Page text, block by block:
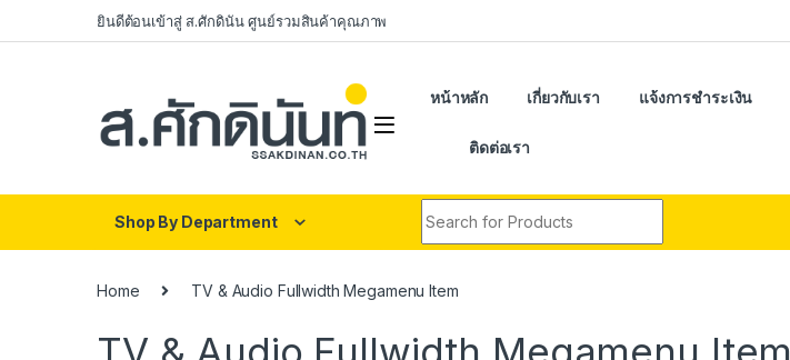
Skip to navigation
Skip to contentยินดีต้อนเข้าสู่ ส.ศักดินัน ศูนย์รวมสินค้าคุณภาพ
หน้าหลัก เกี่ยวกับเรา แจ้งการชำระเงิน
ติดต่อเรา
Shop By Department
Home TV & Audio Fullwidth Megamenu Item